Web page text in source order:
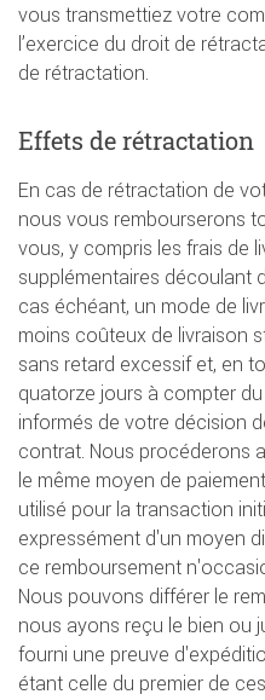
vous transmettiez votre
l’exercice du droit de
de rétractation.
Effets de rétractation
En cas de rétractation de
nous vous rembourserons
vous, y compris les frais de
supplémentaires découlant
cas échéant, un mode de
moins coûteux de livraison
sans retard excessif et, en
quatorze jours à compter
informés de votre décision
contrat. Nous procéderons
le même moyen de
utilisé pour la transaction
expressément d'un moyen
ce remboursement
Nous pouvons différer le
nous ayons reçu le bien ou
fourni une preuve
étant celle du premier de